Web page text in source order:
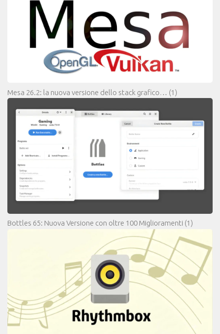
Mesa 26.2: la nuova versione dello stack grafico… (1)
Bottles 65: Nuova Versione con oltre 100 Miglioramenti (1)